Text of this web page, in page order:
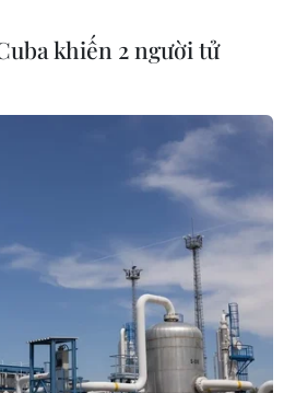
khiến 2 người tử